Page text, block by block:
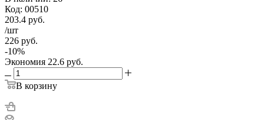
Код: 00510
203.4 руб.
/шт
226 руб.
-10%
Экономия 22.6 руб.
В корзину